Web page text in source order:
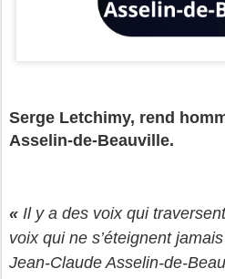
Serge Letchimy, rend
Asselin-de-Beauville.
« Il y a des voix qui
voix qui ne s’éteignent
Jean-Claude Asselin-de-